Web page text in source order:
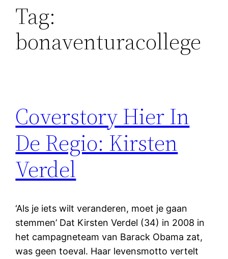
Tag:
bonaventuracollege
Coverstory Hier In
De Regio: Kirsten
Verdel
‘Als je iets wilt veranderen, moet je gaan
stemmen’ Dat Kirsten Verdel (34) in 2008 in
het campagneteam van Barack Obama zat,
was geen toeval. Haar levensmotto vertelt